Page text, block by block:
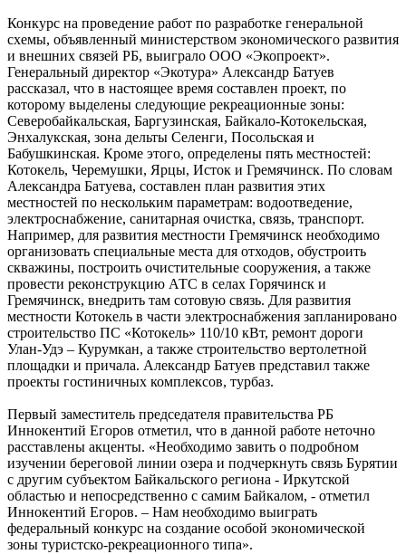
Конкурс на проведение работ по разработке генеральной
схемы, объявленный министерством экономического развития
и внешних связей РБ, выиграло ООО «Экопроект».
Генеральный директор «Экотура» Александр Батуев
рассказал, что в настоящее время составлен проект, по
которому выделены следующие рекреационные зоны:
Северобайкальская, Баргузинская, Байкало-Котокельская,
Энхалукская, зона дельты Селенги, Посольская и
Бабушкинская. Кроме этого, определены пять местностей:
Котокель, Черемушки, Ярцы, Исток и Гремячинск. По словам
Александра Батуева, составлен план развития этих
местностей по нескольким параметрам: водоотведение,
электроснабжение, санитарная очистка, связь, транспорт.
Например, для развития местности Гремячинск необходимо
организовать специальные места для отходов, обустроить
скважины, построить очистительные сооружения, а также
провести реконструкцию АТС в селах Горячинск и
Гремячинск, внедрить там сотовую связь. Для развития
местности Котокель в части электроснабжения запланировано
строительство ПС «Котокель» 110/10 кВт, ремонт дороги
Улан-Удэ – Курумкан, а также строительство вертолетной
площадки и причала. Александр Батуев представил также
проекты гостиничных комплексов, турбаз.
Первый заместитель председателя правительства РБ
Иннокентий Егоров отметил, что в данной работе неточно
расставлены акценты. «Необходимо завить о подробном
изучении береговой линии озера и подчеркнуть связь Бурятии
с другим субъектом Байкальского региона - Иркутской
областью и непосредственно с самим Байкалом, - отметил
Иннокентий Егоров. – Нам необходимо выиграть
федеральный конкурс на создание особой экономической
зоны туристско-рекреационного типа».